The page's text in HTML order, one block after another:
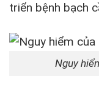
triển bệnh bạch
Nguy